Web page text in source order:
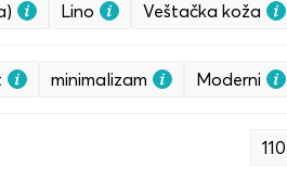
Lino Veštačka koža
minimalizam Moderni
110